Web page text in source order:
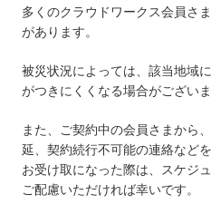
多くのクラウドワークス会員さ
があります。
被災状況によっては、該当地域
がつきにくくなる場合がございま
また、ご契約中の会員さまから
延、契約続行不可能の連絡などを
お受け取になった際は、スケジ
ご配慮いただければ幸いです。